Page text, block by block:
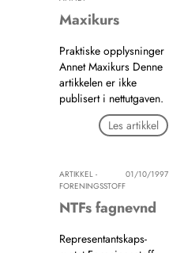
Maxikurs
Praktiske opplysninger
Annet Maxikurs Denne
artikkelen er ikke
publisert i nettutgaven.
Les artikkel
ARTIKKEL -
FORENINGSSTOFF
01/10/1997
NTFs fagnevnd
Representantskaps-